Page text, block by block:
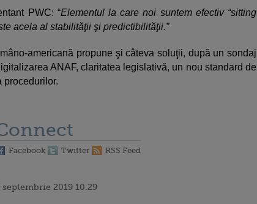
PWC: “Elementul la care noi suntem efectiv “sitting
acela al stabilităţii şi predictibilităţii.”
americană propune şi câteva soluţii, după un sondaj
ANAF, claritatea legislativă, un nou standard de
procedurilor.
Facebook Twitter RSS Feed
septembrie 2019 10:29